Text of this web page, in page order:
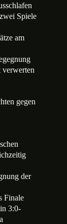
Spiele
am
verwerten
gegen
der
Finale
3:0-